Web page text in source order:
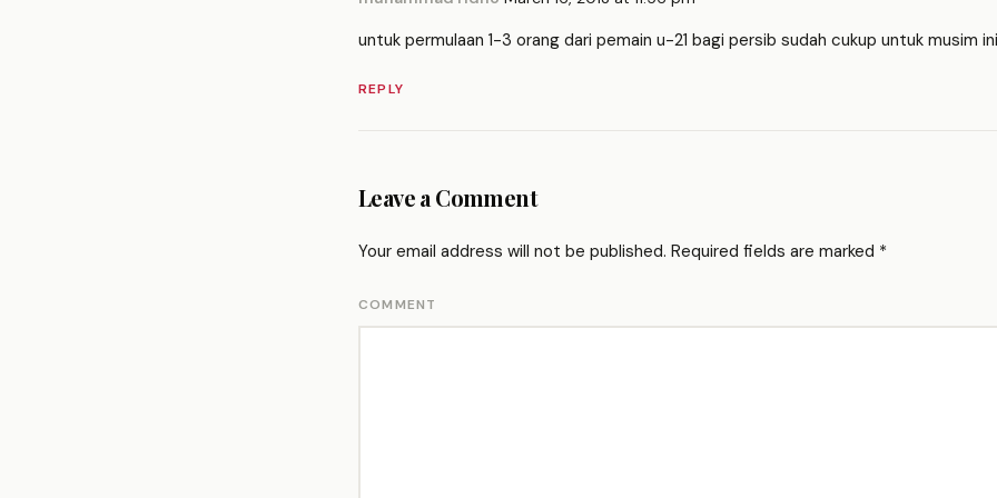
untuk permulaan 1-3 orang dari pemain u-21 bagi persib sudah cukup untuk musim
REPLY
Leave a Comment
Your email address will not be published. Required fields are marked *
COMMENT